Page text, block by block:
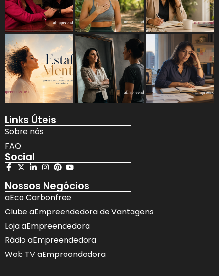
Links Úteis
Sobre nós
FAQ
Social
Nossos Negócios
aEco Carbonfree
Clube aEmpreendedora de Vantagens
Loja aEmpreendedora
Rádio aEmpreendedora
Web TV aEmpreendedora